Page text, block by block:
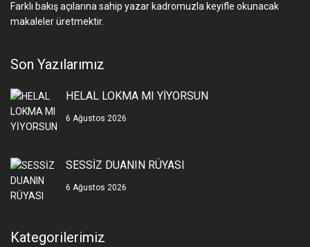
Farklı bakış açılarına sahip yazar kadromuzla keyifle okunacak
makaleler üretmektir.
Son Yazılarımız
HELAL LOKMA MI YİYORSUN
6 Ağustos 2026
SESSİZ DUANIN RÜYASI
6 Ağustos 2026
Kategorilerimiz